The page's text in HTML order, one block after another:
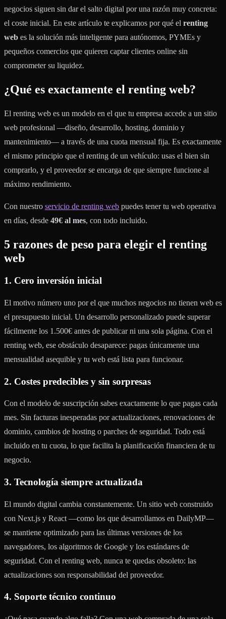
negocios siguen sin dar el salto digital por una razón muy concreta:
el coste inicial. En este artículo te explicamos por qué el renting
web es la solución más inteligente para autónomos, PYMEs y
pequeños comercios que quieren captar clientes online sin
comprometer su liquidez.
¿Qué es exactamente el renting web?
El renting web es un modelo en el que tu empresa accede a un sitio
web profesional —diseño, desarrollo, hosting, dominio y
mantenimiento— a través de una cuota mensual fija. Es exactamente
el mismo principio que el renting de un vehículo: usas el bien sin
comprarlo, y el proveedor se encarga de que siempre funcione al
máximo rendimiento.
Con nuestro servicio de renting web puedes tener tu web operativa
en días, desde 49€ al mes, con todo incluido.
5 razones de peso para elegir el renting
web
1. Cero inversión inicial
El motivo número uno por el que muchos negocios no tienen web es
el presupuesto inicial. Un desarrollo personalizado puede superar
fácilmente los 1.500€ antes de publicar ni una sola página. Con el
renting web, ese obstáculo desaparece: pagas únicamente una
mensualidad asequible y tu web está lista para funcionar.
2. Costes predecibles y sin sorpresas
Con el modelo de suscripción sabes exactamente lo que pagas cada
mes. Sin facturas inesperadas por actualizaciones, renovaciones de
dominio, cambios de hosting o parches de seguridad. Todo está
incluido en tu cuota, lo que facilita la planificación financiera de tu
negocio.
3. Tecnología siempre actualizada
El mundo digital cambia constantemente. Un sitio web construido
con Next.js y React —como los que desarrollamos en DailyMP—
se mantiene optimizado para las últimas versiones de los
navegadores, los algoritmos de Google y los estándares de
seguridad. Con el renting web, nunca te quedas obsoleto: las
actualizaciones son responsabilidad del proveedor.
4. Soporte técnico continuo